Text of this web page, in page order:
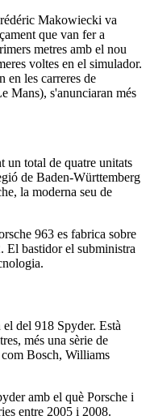
Makowiecki va
que van fer a
metres amb el nou
voltes en el simulador.
en les carreres de
Mans), s'anunciaran més
un total de quatre unitats
de Baden-Württemberg
la moderna seu de
963 es fabrica sobre
El bastidor el subministra
del 918 Spyder. Està
més una sèrie de
Bosch, Williams
amb el què Porsche i
entre 2005 i 2008.